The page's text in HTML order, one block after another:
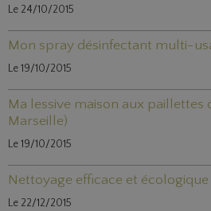
Le 24/10/2015
Mon spray désinfectant multi-
Le 19/10/2015
Ma lessive maison aux paillettes
Marseille)
Le 19/10/2015
Nettoyage efficace et
Le 22/12/2015